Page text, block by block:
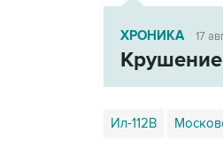
ХРОНИКА 17
Ил-112В